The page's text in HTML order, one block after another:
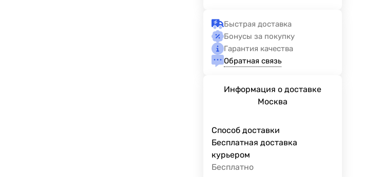
Быстрая доставка
Бонусы за покупку
Гарантия качества
Обратная связь
Информация о доставке
Москва
Способ доставки
Бесплатная доставка
курьером
Бесплатно